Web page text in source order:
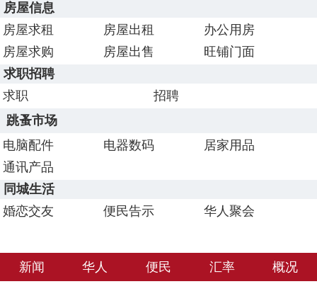
房屋信息
房屋求租
房屋出租
办公用房
房屋求购
房屋出售
旺铺门面
求职招聘
求职
招聘
跳蚤市场
电脑配件
电器数码
居家用品
通讯产品
同城生活
婚恋交友
便民告示 华人聚会
新闻 华人 便民 汇率 概况